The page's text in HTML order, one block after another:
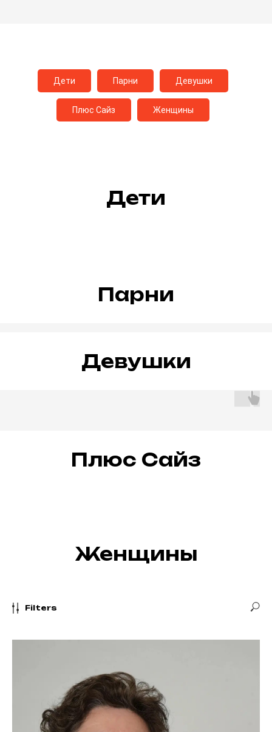
Дети Парни Девушки
Плюс Сайз Женщины
Дети
Парни
Девушки
Плюс Сайз
Женщины
Filters